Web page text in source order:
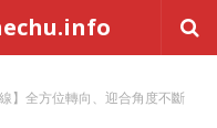
】全方位轉向、迎合角度不斷